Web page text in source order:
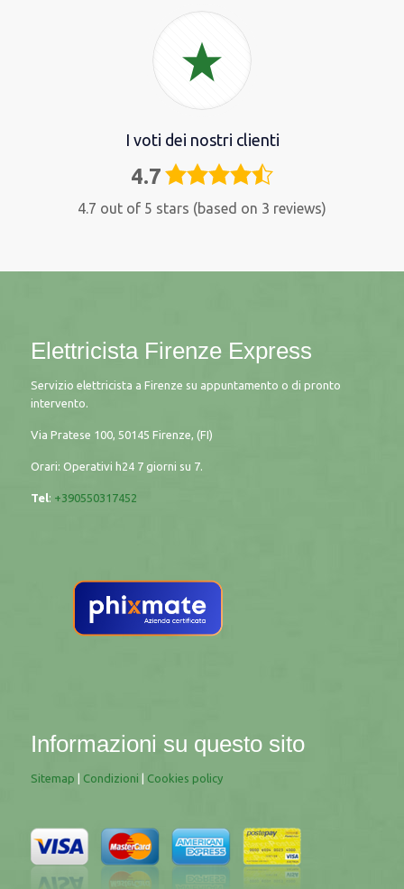
I voti dei nostri clienti
4.7 4,7
4.7 out of 5 stars (based on 3 reviews)
Elettricista Firenze Express
Servizio elettricista a Firenze su appuntamento o di pronto
intervento.
Via Pratese 100, 50145 Firenze, (FI)
Orari: Operativi h24 7 giorni su 7.
Tel: +390550317452
Informazioni su questo sito
Sitemap Condizioni Cookies policy